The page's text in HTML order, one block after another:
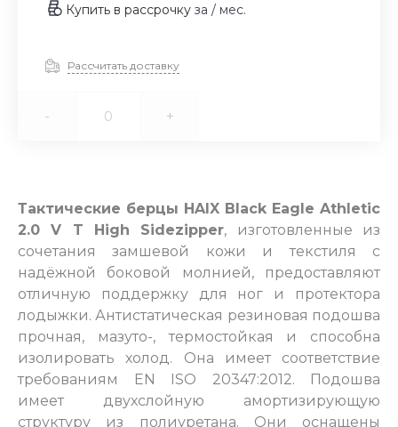
Купить в рассрочку за / мес.
Рассчитать доставку
- +
Тактические берцы HAIX Black Eagle Athletic
2.0 V T High Sidezipper, изготовленные из
сочетания замшевой кожи и текстиля с
надёжной боковой молнией, предоставляют
отличную поддержку для ног и протектора
лодыжки. Антистатическая резиновая подошва
прочная, мазуто-, термостойкая и способна
изолировать холод. Она имеет соответствие
требованиям EN ISO 20347:2012. Подошва
имеет двухслойную амортизирующую
структуру из полиуретана. Они оснащены